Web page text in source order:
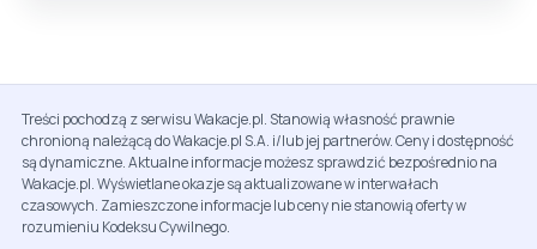
Treści pochodzą z serwisu Wakacje.pl. Stanowią własność prawnie
chronioną należącą do Wakacje.pl S.A. i/lub jej partnerów. Ceny i dostępność
są dynamiczne. Aktualne informacje możesz sprawdzić bezpośrednio na
Wakacje.pl. Wyświetlane okazje są aktualizowane w interwałach
czasowych. Zamieszczone informacje lub ceny nie stanowią oferty w
rozumieniu Kodeksu Cywilnego.